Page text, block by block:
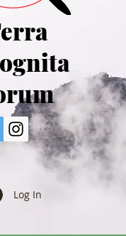
Log In